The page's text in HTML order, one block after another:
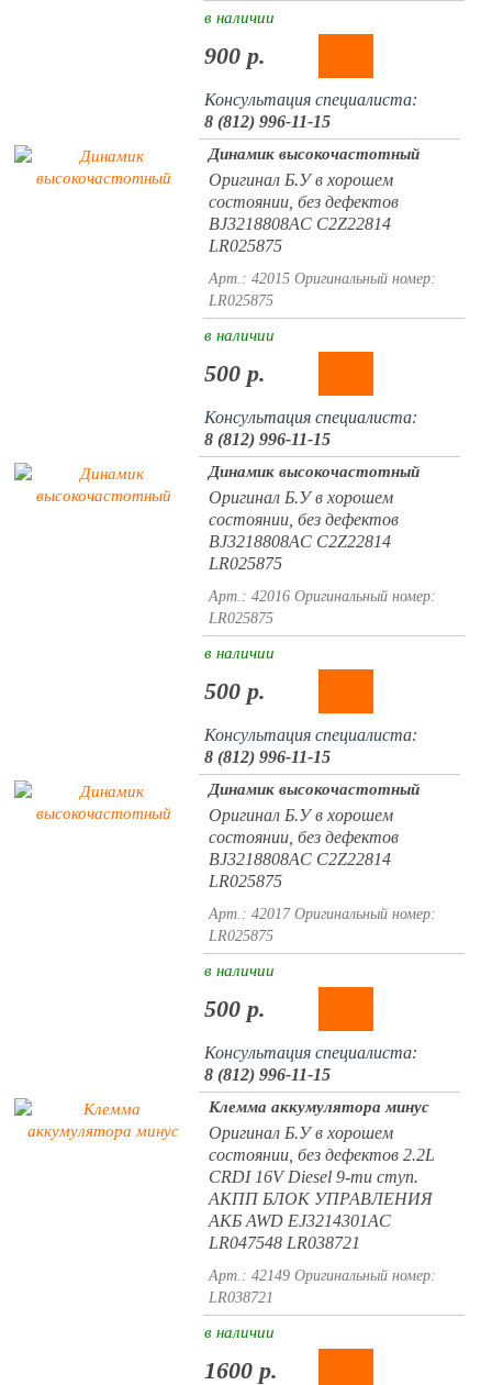
в наличии
900 р.
Консультация специалиста:
8 (812) 996-11-15
Динамик высокочастотный
Оригинал Б.У в хорошем
состоянии, без дефектов
BJ3218808AC C2Z22814
LR025875
Арт.: 42015 Оригинальный номер:
LR025875
в наличии
500 р.
Консультация специалиста:
8 (812) 996-11-15
Динамик высокочастотный
Оригинал Б.У в хорошем
состоянии, без дефектов
BJ3218808AC C2Z22814
LR025875
Арт.: 42016 Оригинальный номер:
LR025875
в наличии
500 р.
Консультация специалиста:
8 (812) 996-11-15
Динамик высокочастотный
Оригинал Б.У в хорошем
состоянии, без дефектов
BJ3218808AC C2Z22814
LR025875
Арт.: 42017 Оригинальный номер:
LR025875
в наличии
500 р.
Консультация специалиста:
8 (812) 996-11-15
Клемма аккумулятора минус
Оригинал Б.У в хорошем
состоянии, без дефектов 2.2L
CRDI 16V Diesel 9-ти ступ.
АКПП БЛОК УПРАВЛЕНИЯ
АКБ AWD EJ3214301AC
LR047548 LR038721
Арт.: 42149 Оригинальный номер:
LR038721
в наличии
1600 р.